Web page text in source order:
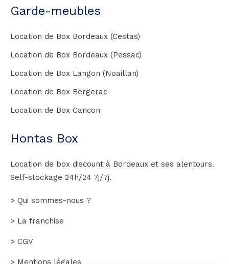
Garde-meubles
Location de Box Bordeaux (Cestas)
Location de Box Bordeaux (Pessac)
Location de Box Langon (Noaillan)
Location de Box Bergerac
Location de Box Cancon
Hontas Box
Location de box discount à Bordeaux et ses alentours.
Self-stockage 24h/24 7j/7j.
> Qui sommes-nous ?
> La franchise
> CGV
> Mentions légales